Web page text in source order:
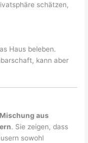
schätzen,
Haus beleben.
kann aber
aus
. Sie zeigen, dass
sowohl